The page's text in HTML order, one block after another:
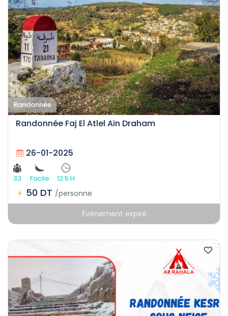
Randonnée
Randonnée Faj El Atlel Ain Draham
26-01-2025
33 Facile 12.5 H
50 DT /personne
Événement expiré